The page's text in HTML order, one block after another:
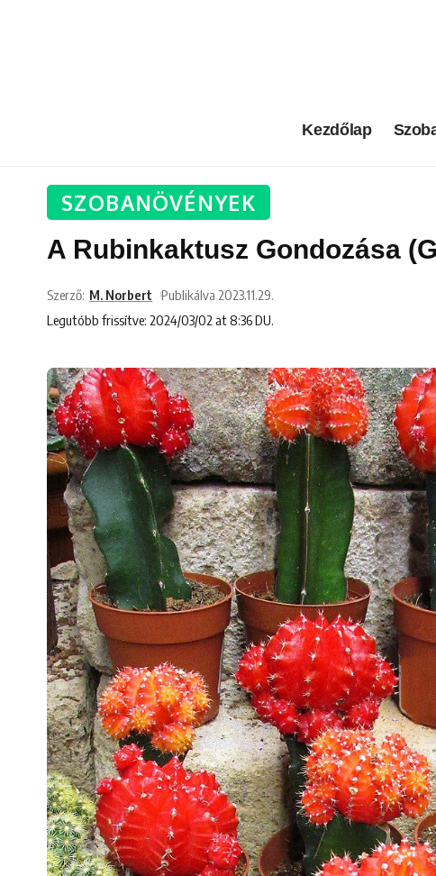
Kezdőlap
SZOBANÖVÉNYEK
A Rubinkaktusz Gondozása
Legutóbb frissítve: 2024/03/02 at 8:36 DU.
Szerző: M. Norbert Publikálva 2023.11.29.